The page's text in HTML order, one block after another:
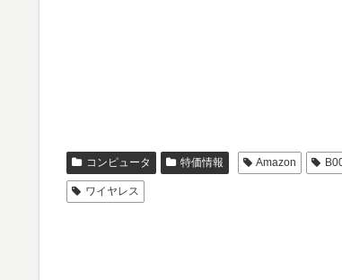
コンピュータ 特価情報 Amazon
ワイヤレス